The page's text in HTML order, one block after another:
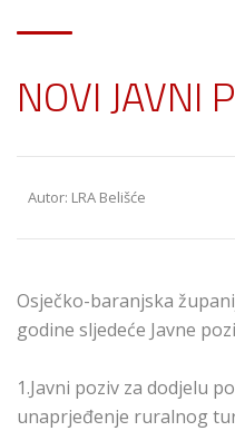
NOVI JAVNI
Autor: LRA Belišće
Osječko-baranjska
godine sljedeće Javne
1.Javni poziv za dodjelu
unaprjeđenje ruralnog